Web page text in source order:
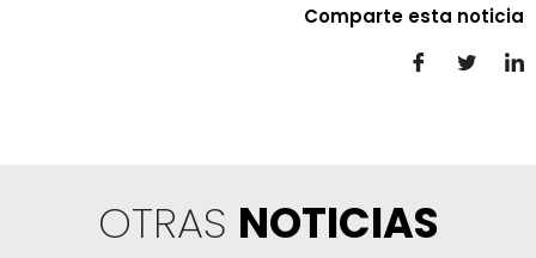
Comparte esta noticia
OTRAS NOTICIAS